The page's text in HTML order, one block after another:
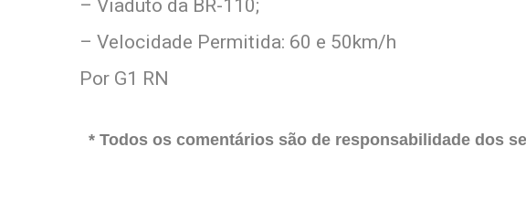
– Viaduto da BR-110;
– Velocidade Permitida: 60 e 50km/h
Por G1 RN
* Todos os comentários são de responsabilidade dos